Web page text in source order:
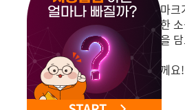
이젠 대전의 랜드마
매번 놀랍고 짜릿한
이번엔 어떤 소식을
지금 바로 공개할께